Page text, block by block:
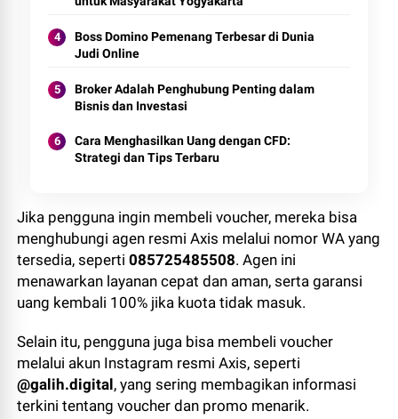
Boss Domino Pemenang Terbesar di Dunia
Judi Online
Broker Adalah Penghubung Penting dalam
Bisnis dan Investasi
Cara Menghasilkan Uang dengan CFD:
Strategi dan Tips Terbaru
Jika pengguna ingin membeli voucher, mereka bisa
menghubungi agen resmi Axis melalui nomor WA yang
tersedia, seperti085725485508. Agen ini
menawarkan layanan cepat dan aman, serta garansi
uang kembali 100% jika kuota tidak masuk.
Selain itu, pengguna juga bisa membeli voucher
melalui akun Instagram resmi Axis, seperti
@galih.digital, yang sering membagikan informasi
terkini tentang voucher dan promo menarik.